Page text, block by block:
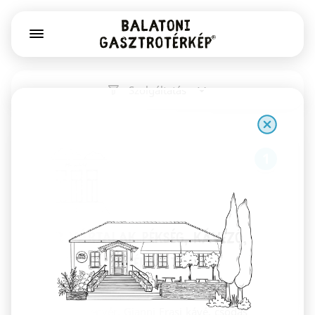
Szolgáltatás
Már Vártalak pékség, kávézó,
könyv- és játékbolt
Székesfehérvár
Kovászos kenyér, Gianni Frasi kávé, csodás